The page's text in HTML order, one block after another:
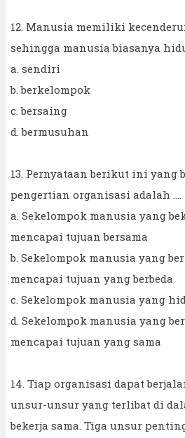
12. Manusia memiliki
sehingga manusia biasanya
a. sendiri
b. berkelompok
c. bersaing
d. bermusuhan
13. Pernyataan berikut ini yang
pengertian organisasi adalah ....
a. Sekelompok manusia yang
mencapai tujuan bersama
b. Sekelompok manusia yang
mencapai tujuan yang berbeda
c. Sekelompok manusia yang
d. Sekelompok manusia yang
mencapai tujuan yang sama
14. Tiap organisasi dapat
unsur-unsur yang terlibat di
bekerja sama. Tiga unsur